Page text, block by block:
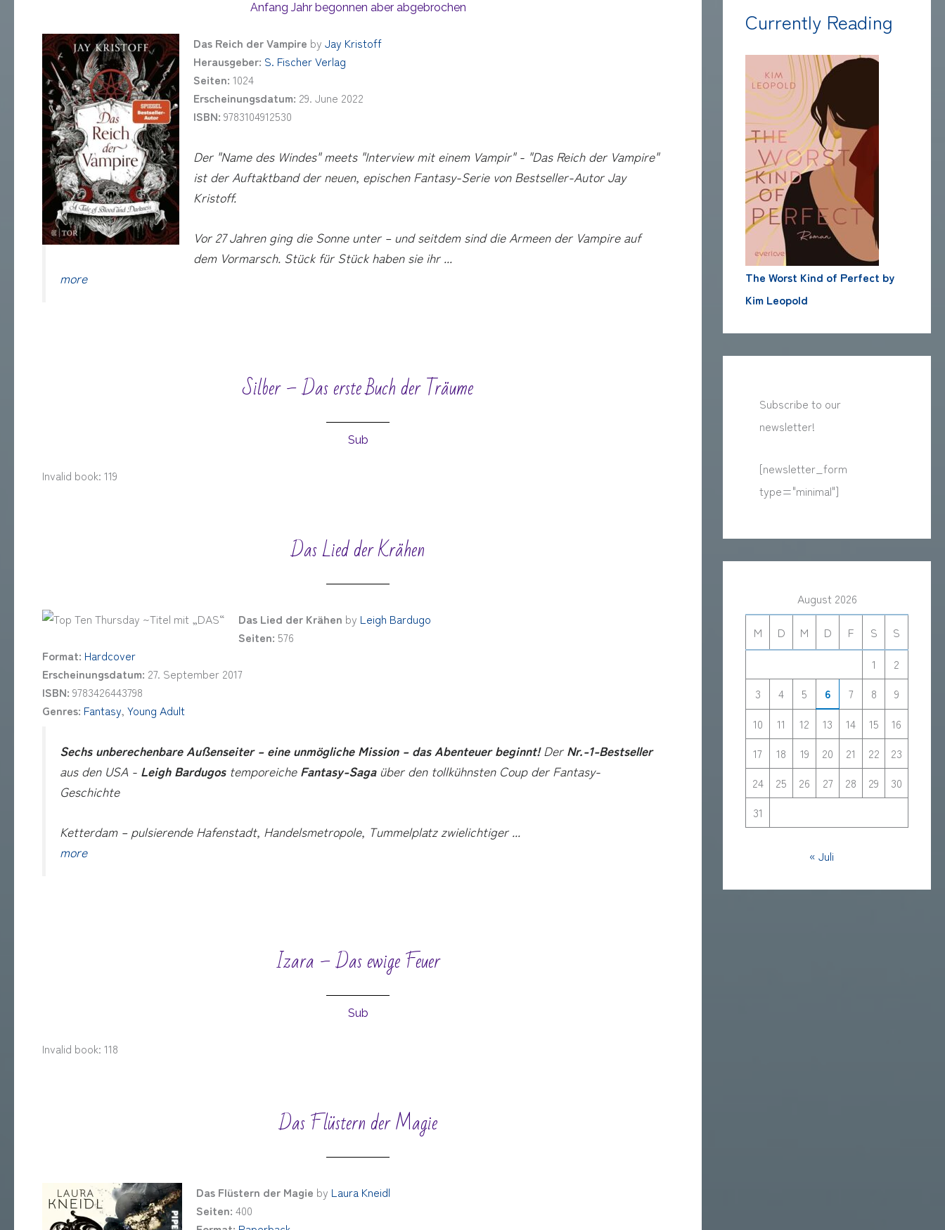
Anfang Jahr begonnen aber abgebrochen
Das Reich der Vampire by Jay Kristoff
Herausgeber: S. Fischer Verlag
Seiten: 1024
Erscheinungsdatum: 29. June 2022
ISBN: 9783104912530
Der "Name des Windes" meets "Interview mit einem Vampir" - "Das Reich der Vampire"
ist der Auftaktband der neuen, epischen Fantasy-Serie von Bestseller-Autor Jay
Kristoff.
Vor 27 Jahren ging die Sonne unter – und seitdem sind die Armeen der Vampire auf
dem Vormarsch. Stück für Stück haben sie ihr ...
more
Silber – Das erste Buch der Träume
Sub
Invalid book: 119
Das Lied der Krähen
Das Lied der Krähen by Leigh Bardugo
Seiten: 576
Format: Hardcover
Erscheinungsdatum: 27. September 2017
ISBN: 9783426443798
Genres: Fantasy, Young Adult
Sechs unberechenbare Außenseiter – eine unmögliche Mission – das Abenteuer beginnt!Der Nr.-1-Bestseller
aus den USA - Leigh Bardugostemporeiche Fantasy-Sagaüber den tollkühnsten Coup der Fantasy-
Geschichte
Ketterdam – pulsierende Hafenstadt, Handelsmetropole, Tummelplatz zwielichtiger ...
more
Izara – Das ewige Feuer
Sub
Invalid book: 118
Das Flüstern der Magie
Das Flüstern der Magie by Laura Kneidl
Seiten: 400
Currently Reading
The Worst Kind of Perfect by
Kim Leopold
Subscribe to our
newsletter!
[newsletter_form
type="minimal"]
August 2026
M
D M D F S
S
1
2
3
4 5 6 7 8
9
10
11 12 13 14 15
16
17
18 19 20 21 22
23
24
25 26 27 28 29
30
31
« Juli